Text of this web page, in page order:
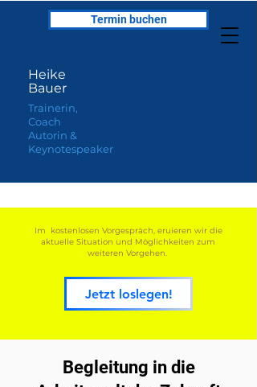
Termin buchen
Heike
Bauer
Trainerin,
Coach
Autorin &
Keynotespeaker
Im kostenlosen Vorgespräch, eruieren wir die
aktuelle Situation und Möglichkeiten zum
weiteren Vorgehen.
Jetzt loslegen!
Begleitung in die